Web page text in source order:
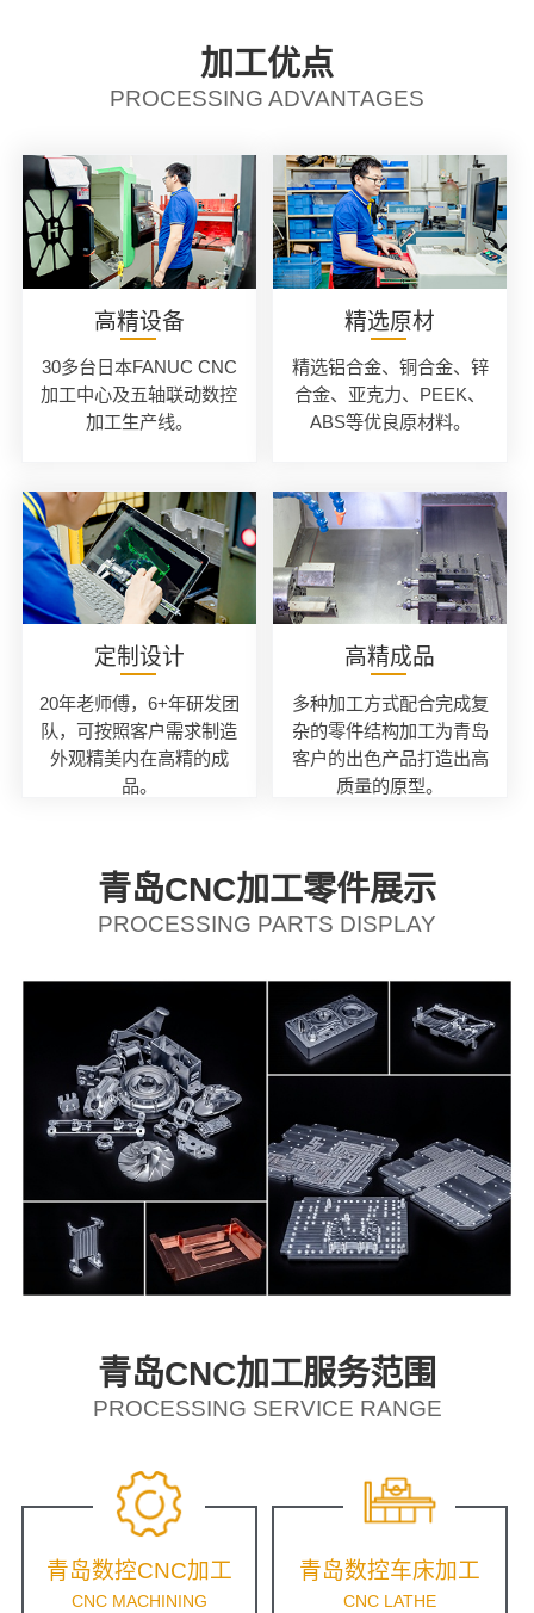
加工优点
PROCESSING ADVANTAGES
高精设备
30多台日本FANUC CNC
加工中心及五轴联动数控
加工生产线。
精选原材
精选铝合金、铜合金、锌
合金、亚克力、PEEK、
ABS等优良原材料。
定制设计
20年老师傅，6+年研发团
队，可按照客户需求制造
外观精美内在高精的成
品。
高精成品
多种加工方式配合完成复
杂的零件结构加工为青岛
客户的出色产品打造出高
质量的原型。
青岛CNC加工零件展示
PROCESSING PARTS DISPLAY
青岛CNC加工服务范围
PROCESSING SERVICE RANGE
青岛数控CNC加工
CNC MACHINING
青岛数控车床加工
CNC LATHE